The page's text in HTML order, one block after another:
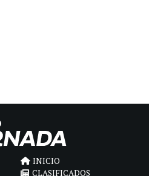
INICIO
CLASIFICADOS